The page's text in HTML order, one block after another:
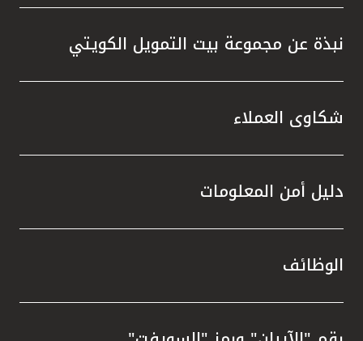
نبذة عن مجموعة بيت التمويل الكويتي
شكاوى العملاء
دليل أمن المعلومات
الوظائف